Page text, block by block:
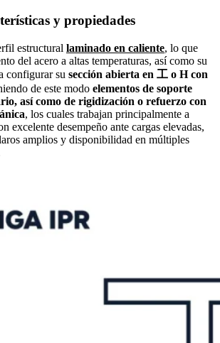
y propiedades
estructural laminado en caliente, lo que
del acero a altas temperaturas, así como su
configurar su sección abierta en 工 o H con
de este modo elementos de soporte
así como de rigidización o refuerzo con
, los cuales trabajan principalmente a
excelente desempeño ante cargas elevadas,
amplios y disponibilidad en múltiples